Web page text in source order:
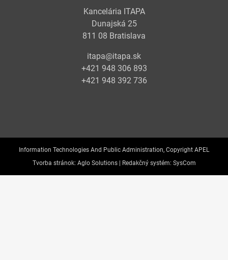
Kancelária ITAPA
Dunajská 25
811 08 Bratislava
itapa@itapa.sk
+421 948 306 893
+421 948 392 736
Information Technologies And Public Administration, Copyright APEL
Tvorba stránok: Aglo Solutions | Redakčný systém: SysCom